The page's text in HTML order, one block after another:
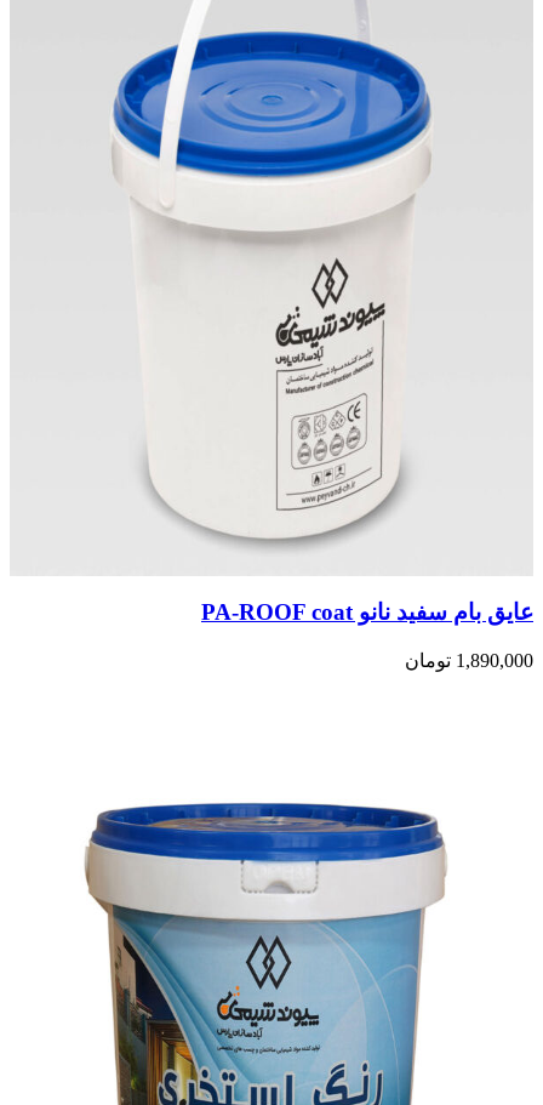
عایق بام سفید نانو PA-ROOF coat
1,890,000 تومان